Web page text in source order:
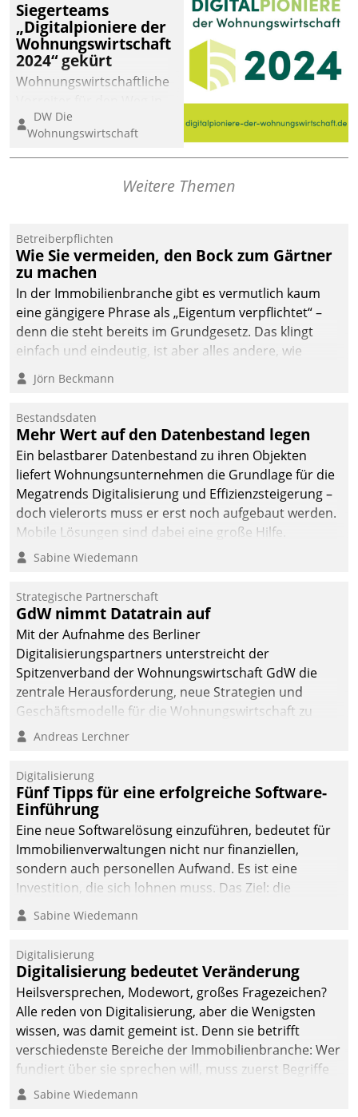
Siegerteams
„Digitalpioniere der
Wohnungswirtschaft
2024“ gekürt
Wohnungswirtschaftliche
eine digitale Zukunft zu
finden, ist das Ziel des
Awards „Digitalpioniere
Wohnungswirtschaft“.
dafür ein Team
bestehend aus
Wohnungsunternehmen
und PropTech.
DW Die
Wohnungswirtschaft
Weitere Themen
Betreiberpflichten
Wie Sie vermeiden, den Bock zum Gärtner
zu machen
In der Immobilienbranche gibt es vermutlich kaum
eine gängigere Phrase als „Eigentum verpflichtet“ –
denn die steht bereits im Grundgesetz. Das klingt
einfach und eindeutig, ist aber alles andere, wie
Branchenbeschäftigte wissen. Denn mit der
Verantwortung folgen Verpflichtungen.
Jörn Beckmann
Bestandsdaten
Mehr Wert auf den Datenbestand legen
Ein belastbarer Datenbestand zu ihren Objekten
liefert Wohnungsunternehmen die Grundlage für die
Megatrends Digitalisierung und Effizienzsteigerung –
doch vielerorts muss er erst noch aufgebaut werden.
Mobile Lösungen sind dabei eine große Hilfe.
Sabine Wiedemann
Strategische Partnerschaft
GdW nimmt Datatrain auf
Mit der Aufnahme des Berliner
Digitalisierungspartners unterstreicht der
Spitzenverband der Wohnungswirtschaft GdW die
zentrale Herausforderung, neue Strategien und
Geschäftsmodelle für die Wohnungswirtschaft zu
entwickeln.
Andreas Lerchner
Digitalisierung
Fünf Tipps für eine erfolgreiche Software-
Einführung
Eine neue Softwarelösung einzuführen, bedeutet für
Immobilienverwaltungen nicht nur finanziellen,
sondern auch personellen Aufwand. Es ist eine
Investition, die sich lohnen muss. Das Ziel: die
nachhaltige Optimierung der Geschäftsabläufe. Damit
dieses Ziel erreicht wird, sollten einige Grundregeln
Sabine Wiedemann
Digitalisierung
Digitalisierung bedeutet Veränderung
Heilsversprechen, Modewort, großes Fragezeichen?
Alle reden von Digitalisierung, aber die Wenigsten
wissen, was damit gemeint ist. Denn sie betrifft
verschiedenste Bereiche der Immobilienbranche: Wer
fundiert über sie sprechen will, muss zuerst Begriffe
klären. Ein Aspekt ist die betriebliche Optimierung:
Sabine Wiedemann